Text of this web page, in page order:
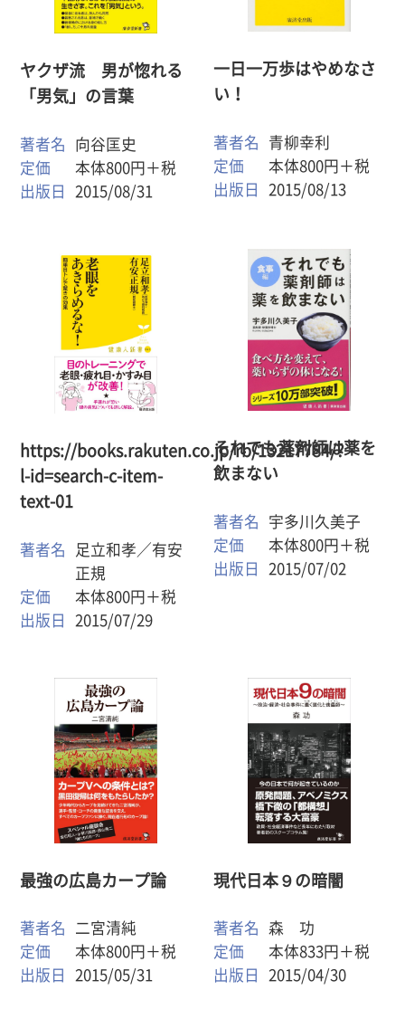
ヤクザ流 男が惚れる
「男気」の言葉
著者名
向谷匡史
定価
本体800円＋税
出版日
2015/08/31
一日一万歩はやめなさ
い！
著者名
青柳幸利
定価
本体800円＋税
出版日
2015/08/13
https://books.rakuten.co.jp/rb/13217784/?
l-id=search-c-item-
text-01
著者名
足立和孝／有安
正規
定価
本体800円＋税
出版日
2015/07/29
それでも薬剤師は薬を
飲まない
著者名
宇多川久美子
定価
本体800円＋税
出版日
2015/07/02
最強の広島カープ論
著者名
二宮清純
定価
本体800円＋税
出版日
2015/05/31
現代日本９の暗闇
著者名
森 功
定価
本体833円＋税
出版日
2015/04/30